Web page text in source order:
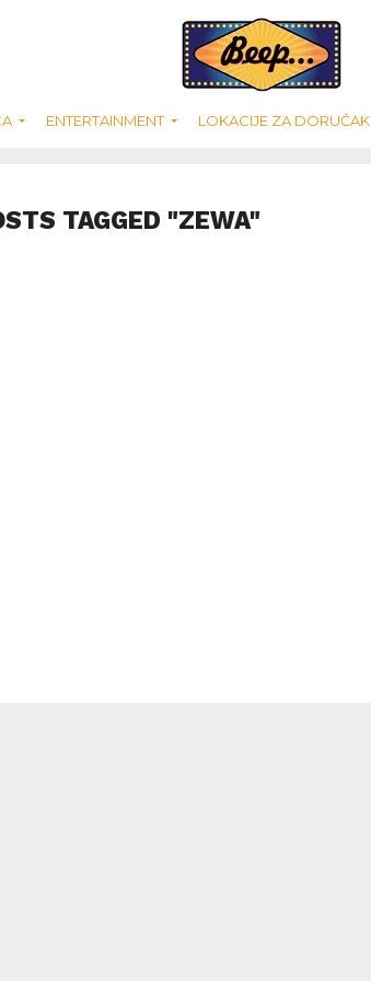
ENTERTAINMENT LOKACIJE ZA DORUČAK
TAGGED "ZEWA"